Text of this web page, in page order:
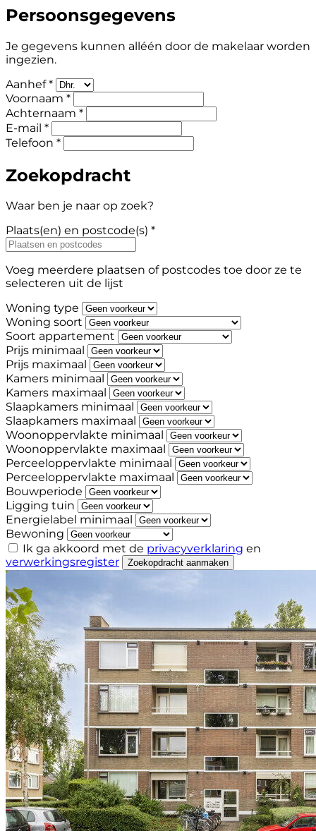
Persoonsgegevens
Je gegevens kunnen alléén door de makelaar worden
ingezien.
Aanhef *
Voornaam *
Achternaam *
E-mail *
Telefoon *
Zoekopdracht
Waar ben je naar op zoek?
Plaats(en) en postcode(s) *
Voeg meerdere plaatsen of postcodes toe door ze te
selecteren uit de lijst
Woning type
Woning soort
Soort appartement
Prijs minimaal
Prijs maximaal
Kamers minimaal
Kamers maximaal
Slaapkamers minimaal
Slaapkamers maximaal
Woonoppervlakte minimaal
Woonoppervlakte maximaal
Perceeloppervlakte minimaal
Perceeloppervlakte maximaal
Bouwperiode
Ligging tuin
Energielabel minimaal
Bewoning
Ik ga akkoord met de privacyverklaring en
verwerkingsregister
Zoekopdracht aanmaken